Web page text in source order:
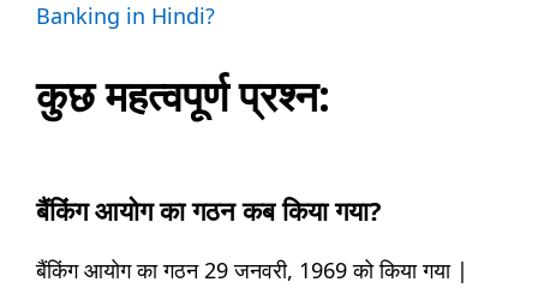
Banking in Hindi?
कुछ महत्वपूर्ण प्रश्न:
बैंकिंग आयोग का गठन कब किया गया?
बैंकिंग आयोग का गठन 29 जनवरी, 1969 को किया गया |